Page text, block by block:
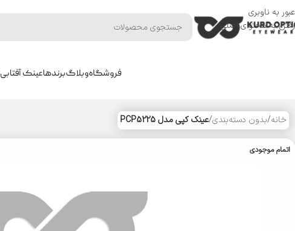
عبور به ناوبری
رفتن به محتوای اصلی
فروشگاهوبلاگبرندهاعینک آفتابی
خانه/بدون دسته‌بندی/عینک کپی مدل PCP5225
اتمام موجودی